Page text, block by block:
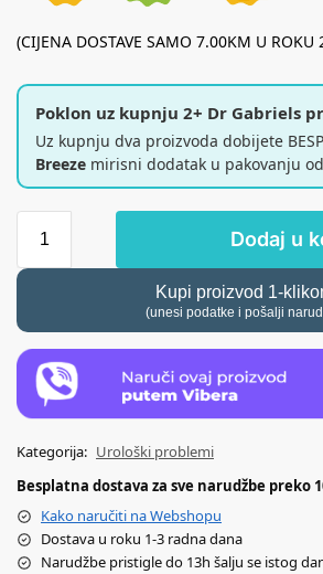
(CIJENA DOSTAVE SAMO 7.00KM U ROKU
Poklon uz kupnju 2+ Dr Gabriels
Uz kupnju dva proizvoda dobijete
Breeze mirisni dodatak u pakovanju
Dodaj u
Kupi proizvod 1-
(unesi podatke i pošalji
Kategorija: Urološki problemi
Besplatna dostava za sve narudžbe preko
Kako naručiti na Webshopu
Dostava u roku 1-3 radna dana
Narudžbe pristigle do 13h šalju se istog